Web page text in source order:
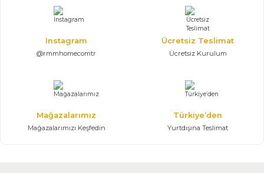
Instagram
@rmmhomecomtr
Ücretsiz Teslimat
Ücretsiz Kurulum
Mağazalarımız
Mağazalarımızı Keşfedin
Türkiye’den
Yurtdışına Teslimat